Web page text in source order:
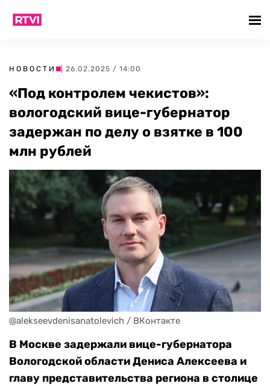
НОВОСТИ | 26.02.2025 / 14:00
«Под контролем чекистов»:
вологодский вице-губернатор
задержан по делу о взятке в 100
млн рублей
@alekseevdenisanatolevich / ВКонтакте
В Москве задержали вице-губернатора
Вологодской области Дениса Алексеева и
главу представительства региона в столице